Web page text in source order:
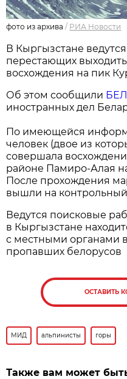
фото из архива / РИА Новости
В Кыргызстане
перестающих
восхождения на пик
Об этом сообщили
иностранных дел
По имеющейся
человек (двое из
совершала
районе Памиро-Алая
После прохождения
вышли на
Ведутся поисковые
в Кыргызстане
с местными органами
пропавших белорусов
ОСТАВИТЬ
МИД альпинисты горы
Также вам может